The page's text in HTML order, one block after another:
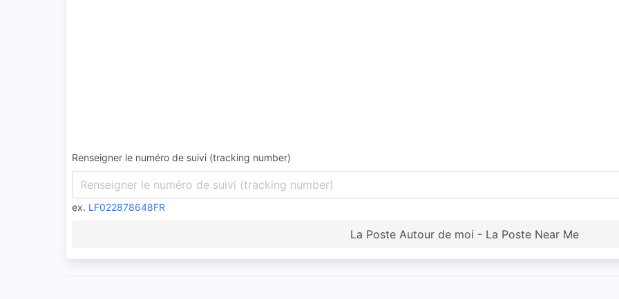
Renseigner le numéro de suivi (tracking number)
ex. LF022878648FR
La Poste Autour de moi - La Poste Near Me